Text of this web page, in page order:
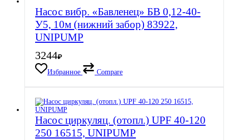
Насос вибр. «Бавленец» БВ 0,12-40-
У5, 10м (нижний забор) 83922,
UNIPUMP
3244₽
Избранное
Compare
Насос циркуляц. (отопл.) UPF 40-120
250 16515, UNIPUMP